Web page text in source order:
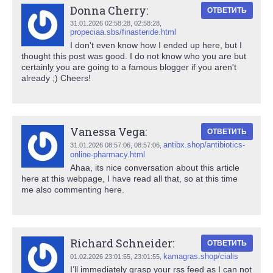
Donna Cherry:
31.01.2026 02:58:28, 02:58:28
propeciaa.sbs/finasteride.html
ОТВЕТИТЬ
I don't even know how I ended up here, but I
thought this post was good. I do not know who you are but
certainly you are going to a famous blogger if you aren't
already ;) Cheers!
Vanessa Vega:
31.01.2026 08:57:06, 08:57:06 antibx.shop/antibiotics-
online-pharmacy.html
ОТВЕТИТЬ
Ahaa, its nice conversation about this article
here at this webpage, I have read all that, so at this time
me also commenting here.
Richard Schneider:
01.02.2026 23:01:55, 23:01:55 kamagras.shop/cialis
ОТВЕТИТЬ
I’ll immediately grasp your rss feed as I can not